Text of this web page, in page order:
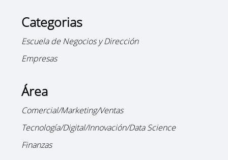
Categorias
Escuela de Negocios y Dirección
Empresas
Área
Comercial/Marketing/Ventas
Tecnología/Digital/Innovación/Data Science
Finanzas